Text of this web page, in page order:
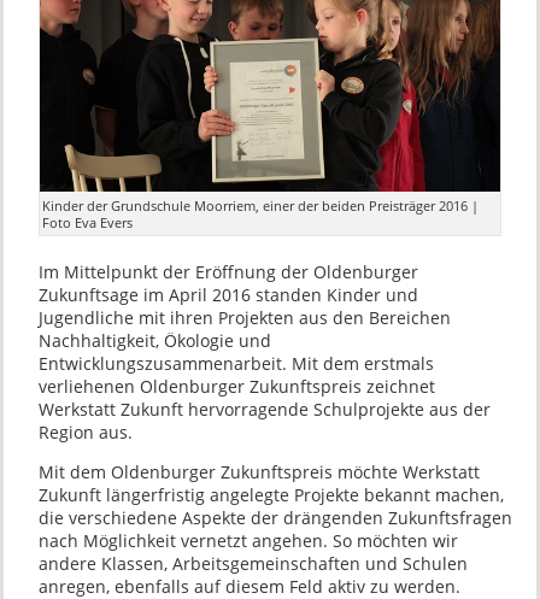
Kinder der Grundschule Moorriem, einer der beiden Preisträger 2016 |
Foto Eva Evers
Im Mittelpunkt der Eröffnung der Oldenburger
Zukunftsage im April 2016 standen Kinder und
Jugendliche mit ihren Projekten aus den Bereichen
Nachhaltigkeit, Ökologie und
Entwicklungszusammenarbeit. Mit dem erstmals
verliehenen Oldenburger Zukunftspreis zeichnet
Werkstatt Zukunft hervorragende Schulprojekte aus der
Region aus.
Mit dem Oldenburger Zukunftspreis möchte Werkstatt
Zukunft längerfristig angelegte Projekte bekannt machen,
die verschiedene Aspekte der drängenden Zukunftsfragen
nach Möglichkeit vernetzt angehen. So möchten wir
andere Klassen, Arbeitsgemeinschaften und Schulen
anregen, ebenfalls auf diesem Feld aktiv zu werden.